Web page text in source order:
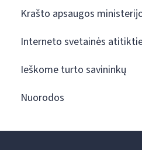
Krašto apsaugos
Interneto svetainės
Ieškome turto savininkų
Nuorodos